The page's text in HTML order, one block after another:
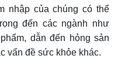
nhập của chúng có thể
đến các ngành như
dẫn đến hỏng sản
vấn đề sức khỏe khác.